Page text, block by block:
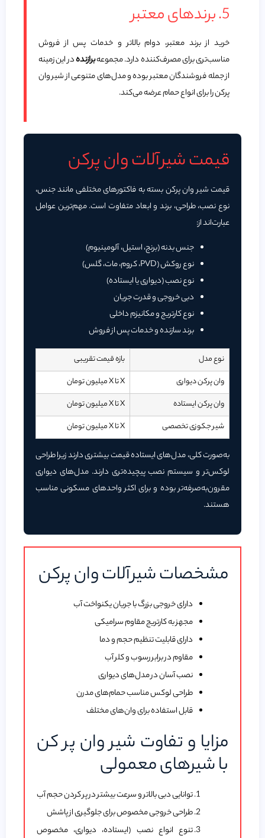
5. برندهای معتبر
خرید از برند معتبر، دوام بالاتر و خدمات پس از فروش
مناسب‌تری برای مصرف‌کننده دارد. مجموعهبرازندهدر این زمینه
از جمله فروشندگان معتبر بوده و مدل‌های متنوعی از شیر وان
پرکن را برای انواع حمام عرضه می‌کند.
قیمت شیرآلات وان پرکن
قیمت شیر وان پرکن بسته به فاکتورهای مختلفی مانند جنس،
نوع نصب، طراحی، برند و ابعاد متفاوت است. مهم‌ترین عوامل
عبارت‌اند از:
جنس بدنه (برنج، استیل، آلومینیوم)
نوع روکش (PVD، کروم، مات، گلس)
نوع نصب (دیواری یا ایستاده)
دبی خروجی و قدرت جریان
نوع کارتریج و مکانیزم داخلی
برند سازنده و خدمات پس از فروش
نوع مدل
بازه قیمت تقریبی
وان پرکن دیواری
X تا X میلیون تومان
وان پرکن ایستاده
X تا X میلیون تومان
شیر جکوزی تخصصی
X تا X میلیون تومان
به‌صورت کلی، مدل‌های ایستاده قیمت بیشتری دارند زیرا طراحی
لوکس‌تر و سیستم نصب پیچیده‌تری دارند. مدل‌های دیواری
مقرون‌به‌صرفه‌تر بوده و برای اکثر واحدهای مسکونی مناسب
هستند.
مشخصات شیرآلات وان پرکن
دارای خروجی بزرگ با جریان یکنواخت آب
مجهز به کارتریج مقاوم سرامیکی
دارای قابلیت تنظیم حجم و دما
مقاوم در برابر رسوب و کلر آب
نصب آسان در مدل‌های دیواری
طراحی لوکس مناسب حمام‌های مدرن
قابل استفاده برای وان‌های مختلف
مزایا و تفاوت شیر وان پر کن
با شیرهای معمولی
توانایی دبی بالاتر و سرعت بیشتر در پر کردن حجم آب
طراحی خروجی مخصوص برای جلوگیری از پاشش
تنوع انواع نصب (ایستاده، دیواری، مخصوص